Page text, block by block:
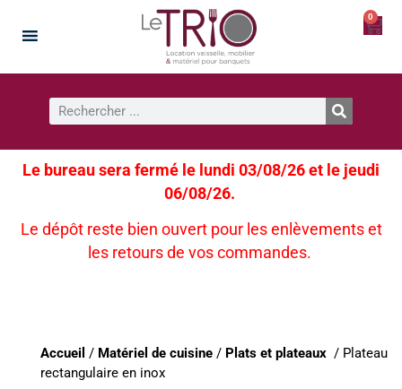
0
Le bureau sera fermé le lundi 03/08/26 et le jeudi
06/08/26.
Le dépôt reste bien ouvert pour les enlèvements et
les retours de vos commandes.
Accueil / Matériel de cuisine / Plats et plateaux / Plateau
rectangulaire en inox